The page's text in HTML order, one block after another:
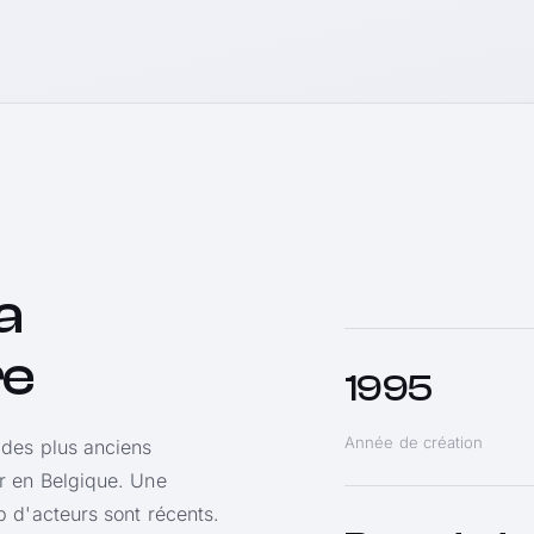
plus anciens
en Belgique. Une
d'acteurs sont récents.
1995
Année de création